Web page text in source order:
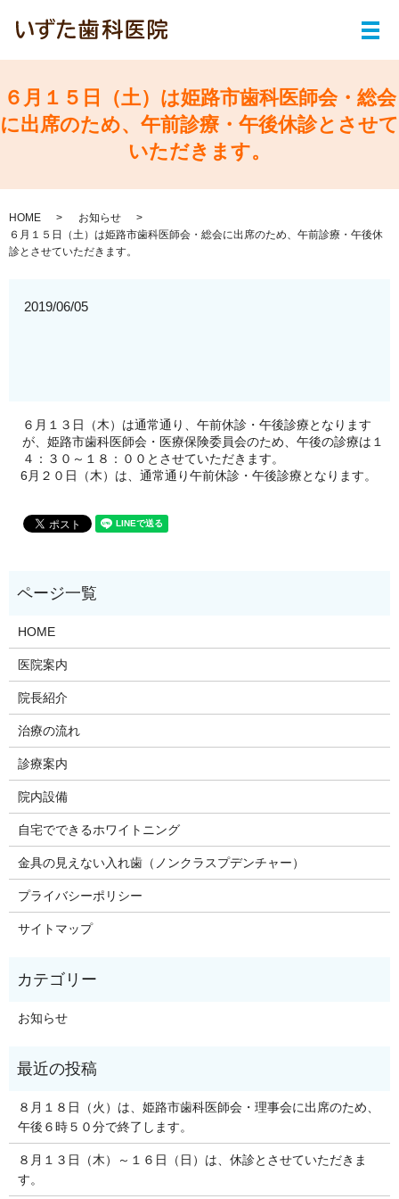
メ
６月１５日（土）は姫路市歯科医師会・総会
に出席のため、午前診療・午後休診とさせて
いただきます。
HOME
お知らせ
６月１５日（土）は姫路市歯科医師会・総会に出席のため、午前診療・午後休
診とさせていただきます。
2019/06/05
６月１３日（木）は通常通り、午前休診・午後診療となります
が、姫路市歯科医師会・医療保険委員会のため、午後の診療は１
４：３０～１８：００とさせていただきます。
6月２０日（木）は、通常通り午前休診・午後診療となります。
HOME
医院案内
院長紹介
治療の流れ
診療案内
院内設備
自宅でできるホワイトニング
金具の見えない入れ歯（ノンクラスプデンチャー）
プライバシーポリシー
サイトマップ
お知らせ
８月１８日（火）は、姫路市歯科医師会・理事会に出席のため、
午後６時５０分で終了します。
８月１３日（木）～１６日（日）は、休診とさせていただきま
す。